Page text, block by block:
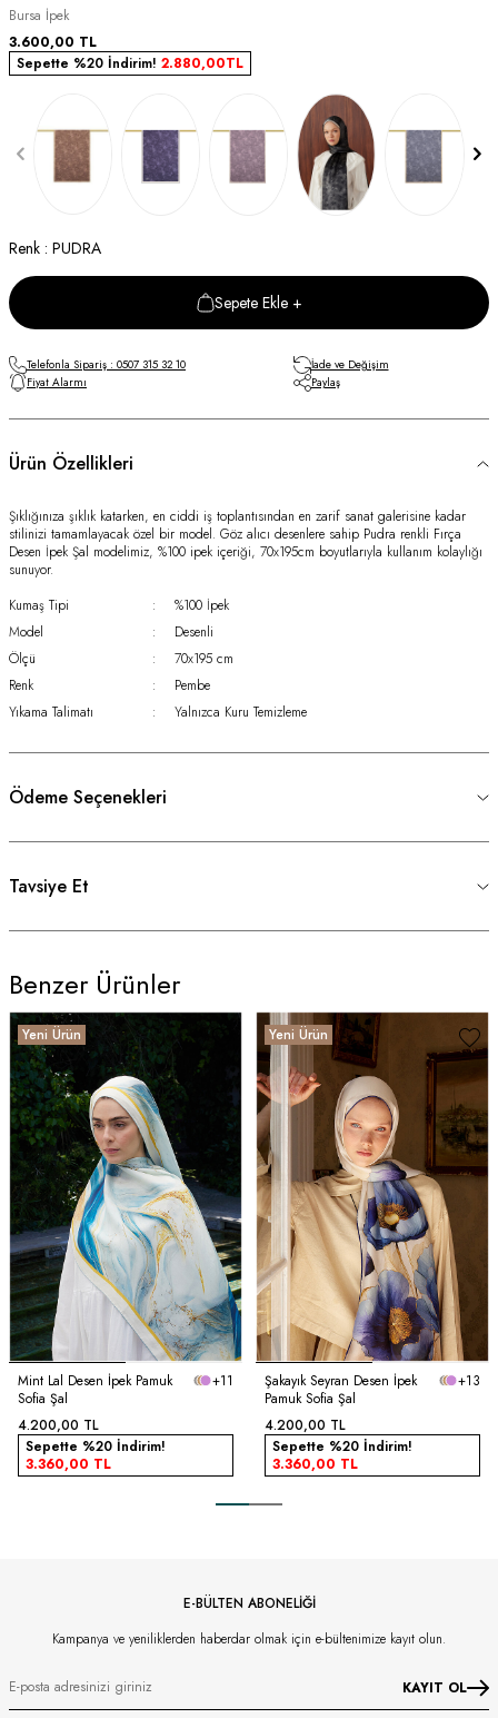
Bursa İpek
3.600,00 TL
Sepette %20 İndirim! 2.880,00TL
Renk : PUDRA
Sepete Ekle +
Telefonla Sipariş : 0507 315 32 10
İade ve Değişim
Fiyat Alarmı
Paylaş
Ürün Özellikleri
Şıklığınıza şıklık katarken, en ciddi iş toplantısından en zarif sanat galerisine kadar
stilinizi tamamlayacak özel bir model. Göz alıcı desenlere sahip Pudra renkli Fırça
Desen İpek Şal modelimiz, %100 ipek içeriği, 70x195cm boyutlarıyla kullanım kolaylığı
sunuyor.
Kumaş Tipi
:
%100 İpek
Model
:
Desenli
Ölçü
:
70x195 cm
Renk
:
Pembe
Yıkama Talimatı
: Yalnızca Kuru Temizleme
Ödeme Seçenekleri
Tavsiye Et
Benzer Ürünler
Yeni Ürün
Mint Lal Desen İpek Pamuk
Sofia Şal
+11
4.200,00 TL
Sepette %20 İndirim!
3.360,00 TL
Yeni Ürün
Şakayık Seyran Desen İpek
Pamuk Sofia Şal
+13
4.200,00 TL
Sepette %20 İndirim!
3.360,00 TL
E-BÜLTEN ABONELİĞİ
Kampanya ve yeniliklerden haberdar olmak için e-bültenimize kayıt olun.
KAYIT OL